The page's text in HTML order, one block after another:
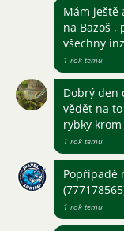
Mám ještě
na Bazoš ,
všechny
1 rok temu
Dobrý den
vědět na
rybky
1 rok temu
Popřípadě
1 rok temu